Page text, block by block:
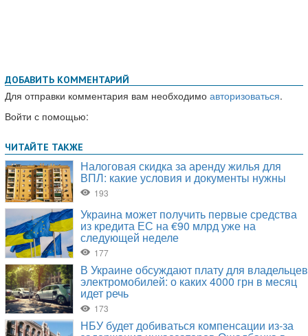
ДОБАВИТЬ КОММЕНТАРИЙ
Для отправки комментария вам необходимо авторизоваться.
Войти с помощью: